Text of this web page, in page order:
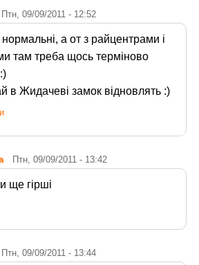
Птн, 09/09/2011 - 12:52
а от з райцентрами і
там треба щось терміново
в Жидачеві замок відновлять :)
Птн, 09/09/2011 - 13:42
ще гірші
Птн, 09/09/2011 - 13:44